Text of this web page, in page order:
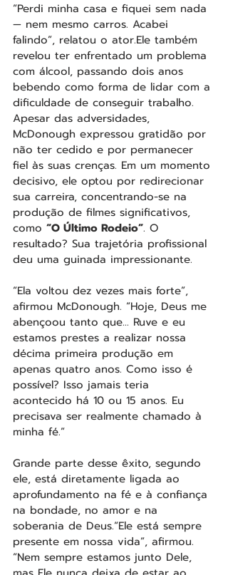
“Perdi minha casa e fiquei sem nada
— nem mesmo carros. Acabei
falindo”, relatou o ator.Ele também
revelou ter enfrentado um problema
com álcool, passando dois anos
bebendo como forma de lidar com a
dificuldade de conseguir trabalho.
Apesar das adversidades,
McDonough expressou gratidão por
não ter cedido e por permanecer
fiel às suas crenças. Em um momento
decisivo, ele optou por redirecionar
sua carreira, concentrando-se na
produção de filmes significativos,
como “O Último Rodeio”. O
resultado? Sua trajetória profissional
deu uma guinada impressionante.
“Ela voltou dez vezes mais forte”,
afirmou McDonough. “Hoje, Deus me
abençoou tanto que… Ruve e eu
estamos prestes a realizar nossa
décima primeira produção em
apenas quatro anos. Como isso é
possível? Isso jamais teria
acontecido há 10 ou 15 anos. Eu
precisava ser realmente chamado à
minha fé.”
Grande parte desse êxito, segundo
ele, está diretamente ligada ao
aprofundamento na fé e à confiança
na bondade, no amor e na
soberania de Deus.“Ele está sempre
presente em nossa vida”, afirmou.
“Nem sempre estamos junto Dele,